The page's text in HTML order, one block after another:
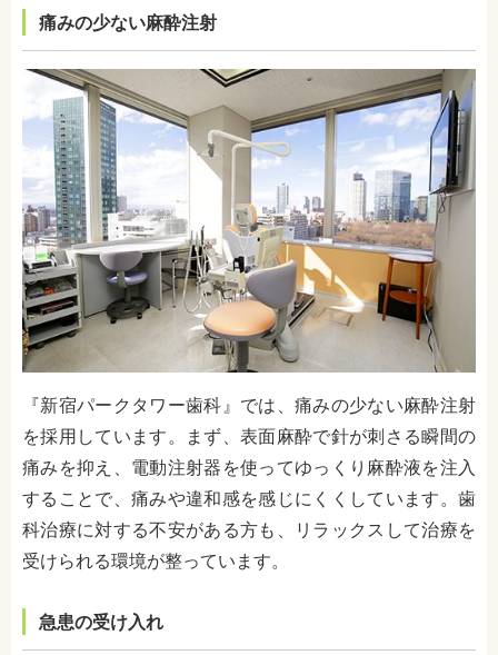
痛みの少ない麻酔注射
『新宿パークタワー歯科』では、痛みの少ない麻酔注射
を採用しています。まず、表面麻酔で針が刺さる瞬間の
痛みを抑え、電動注射器を使ってゆっくり麻酔液を注入
することで、痛みや違和感を感じにくくしています。歯
科治療に対する不安がある方も、リラックスして治療を
受けられる環境が整っています。
急患の受け入れ